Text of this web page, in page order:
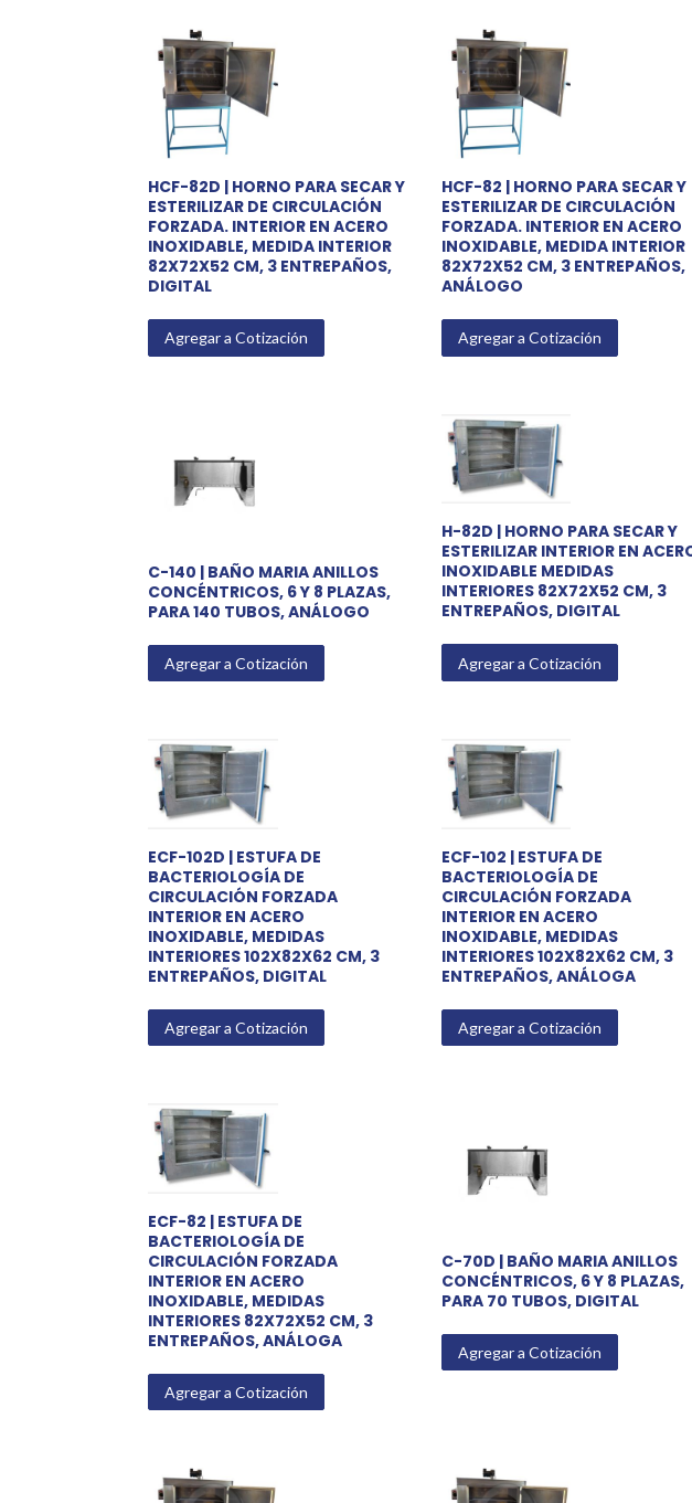
HCF-82D | HORNO PARA SECAR Y
ESTERILIZAR DE CIRCULACIÓN
FORZADA. INTERIOR EN ACERO
INOXIDABLE, MEDIDA INTERIOR
82X72X52 CM, 3 ENTREPAÑOS,
DIGITAL
Agregar a Cotización
HCF-82 | HORNO PARA SECAR Y
ESTERILIZAR DE CIRCULACIÓN
FORZADA. INTERIOR EN ACERO
INOXIDABLE, MEDIDA INTERIOR
82X72X52 CM, 3 ENTREPAÑOS,
ANÁLOGO
Agregar a Cotización
C-140 | BAÑO MARIA ANILLOS
CONCÉNTRICOS, 6 Y 8 PLAZAS,
PARA 140 TUBOS, ANÁLOGO
Agregar a Cotización
H-82D | HORNO PARA SECAR Y
ESTERILIZAR INTERIOR EN
INOXIDABLE MEDIDAS
INTERIORES 82X72X52 CM, 3
ENTREPAÑOS, DIGITAL
Agregar a Cotización
ECF-102D | ESTUFA DE
BACTERIOLOGÍA DE
CIRCULACIÓN FORZADA
INTERIOR EN ACERO
INOXIDABLE, MEDIDAS
INTERIORES 102X82X62 CM, 3
ENTREPAÑOS, DIGITAL
Agregar a Cotización
ECF-102 | ESTUFA DE
BACTERIOLOGÍA DE
CIRCULACIÓN FORZADA
INTERIOR EN ACERO
INOXIDABLE, MEDIDAS
INTERIORES 102X82X62 CM, 3
ENTREPAÑOS, ANÁLOGA
Agregar a Cotización
ECF-82 | ESTUFA DE
BACTERIOLOGÍA DE
CIRCULACIÓN FORZADA
INTERIOR EN ACERO
INOXIDABLE, MEDIDAS
INTERIORES 82X72X52 CM, 3
ENTREPAÑOS, ANÁLOGA
Agregar a Cotización
C-70D | BAÑO MARIA ANILLOS
CONCÉNTRICOS, 6 Y 8 PLAZAS,
PARA 70 TUBOS, DIGITAL
Agregar a Cotización